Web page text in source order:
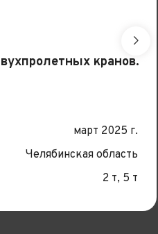
кранов.
март 2025 г.
Челябинская область
2 т, 5 т